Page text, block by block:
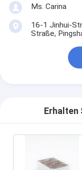
Ms. Carina
16-1 Jinhui-
Straße,
Erhalten